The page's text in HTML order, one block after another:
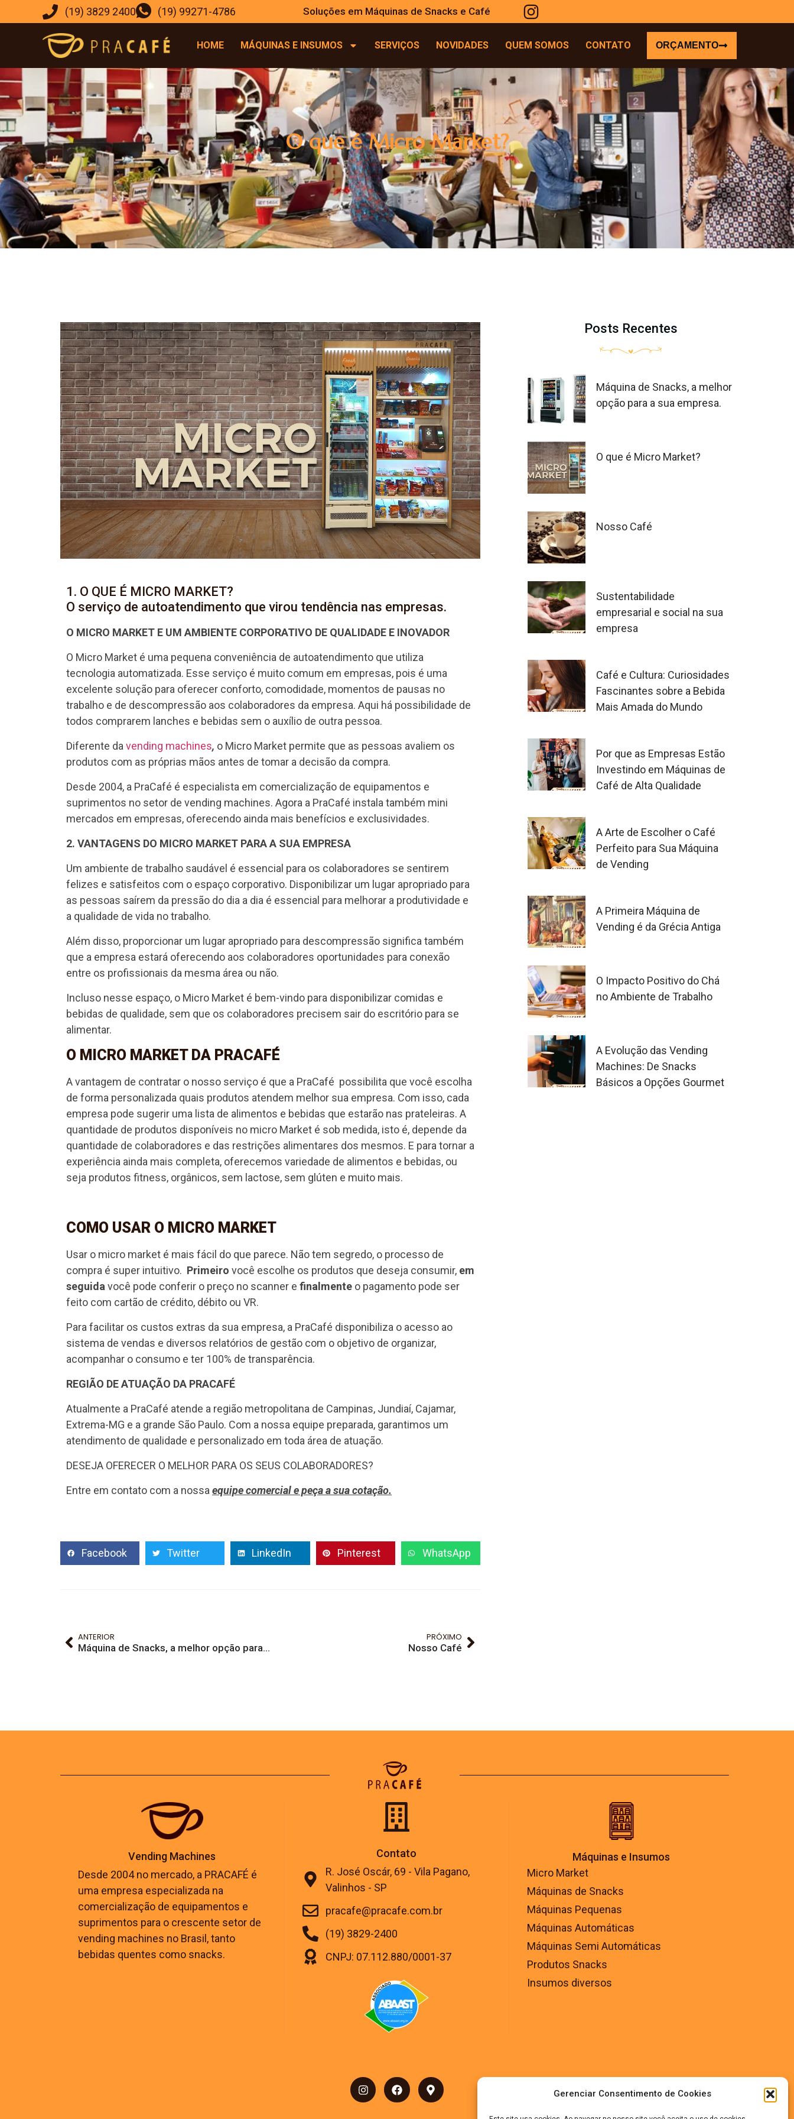
Gerenciar Consentimento de Cookies
(19) 3829 2400 (19) 99271-4786 Soluções em Máquinas de Snacks e Café
HOME MÁQUINAS E INSUMOS SERVIÇOS NOVIDADES QUEM SOMOS CONTATO ORÇAMENTO
O que é Micro Market?
1. O QUE É MICRO MARKET?
O serviço de autoatendimento que virou tendência nas empresas.
O MICRO MARKET E UM AMBIENTE CORPORATIVO DE QUALIDADE E INOVADOR
O Micro Market é uma pequena conveniência de autoatendimento que utiliza
tecnologia automatizada. Esse serviço é muito comum em empresas, pois é uma
excelente solução para oferecer conforto, comodidade, momentos de pausas no
trabalho e de descompressão aos colaboradores da empresa. Aqui há possibilidade de
todos comprarem lanches e bebidas sem o auxílio de outra pessoa.
Diferente da vending machines, o Micro Market permite que as pessoas avaliem os
produtos com as próprias mãos antes de tomar a decisão da compra.
Desde 2004, a PraCafé é especialista em comercialização de equipamentos e
suprimentos no setor de vending machines. Agora a PraCafé instala também mini
mercados em empresas, oferecendo ainda mais benefícios e exclusividades.
2. VANTAGENS DO MICRO MARKET PARA A SUA EMPRESA
Um ambiente de trabalho saudável é essencial para os colaboradores se sentirem
felizes e satisfeitos com o espaço corporativo. Disponibilizar um lugar apropriado para
as pessoas saírem da pressão do dia a dia é essencial para melhorar a produtividade e
a qualidade de vida no trabalho.
Além disso, proporcionar um lugar apropriado para descompressão significa também
que a empresa estará oferecendo aos colaboradores oportunidades para conexão
entre os profissionais da mesma área ou não.
Incluso nesse espaço, o Micro Market é bem-vindo para disponibilizar comidas e
bebidas de qualidade, sem que os colaboradores precisem sair do escritório para se
alimentar.
O MICRO MARKET DA PRACAFÉ
A vantagem de contratar o nosso serviço é que a PraCafé possibilita que você escolha
de forma personalizada quais produtos atendem melhor sua empresa. Com isso, cada
empresa pode sugerir uma lista de alimentos e bebidas que estarão nas prateleiras. A
quantidade de produtos disponíveis no micro Market é sob medida, isto é, depende da
quantidade de colaboradores e das restrições alimentares dos mesmos. E para tornar a
experiência ainda mais completa, oferecemos variedade de alimentos e bebidas, ou
seja produtos fitness, orgânicos, sem lactose, sem glúten e muito mais.
COMO USAR O MICRO MARKET
Usar o micro market é mais fácil do que parece. Não tem segredo, o processo de
compra é super intuitivo. Primeiro você escolhe os produtos que deseja consumir, em
seguida você pode conferir o preço no scanner e finalmente o pagamento pode ser
feito com cartão de crédito, débito ou VR.
Para facilitar os custos extras da sua empresa, a PraCafé disponibiliza o acesso ao
sistema de vendas e diversos relatórios de gestão com o objetivo de organizar,
acompanhar o consumo e ter 100% de transparência.
REGIÃO DE ATUAÇÃO DA PRACAFÉ
Atualmente a PraCafé atende a região metropolitana de Campinas, Jundiaí, Cajamar,
Extrema-MG e a grande São Paulo. Com a nossa equipe preparada, garantimos um
atendimento de qualidade e personalizado em toda área de atuação.
DESEJA OFERECER O MELHOR PARA OS SEUS COLABORADORES?
Entre em contato com a nossa equipe comercial e peça a sua cotação.
Facebook Twitter LinkedIn Pinterest WhatsApp
ANTERIOR
Máquina de Snacks, a melhor opção para a sua empresa.
PRÓXIMO
Nosso Café
Posts Recentes
Máquina de Snacks, a melhor
opção para a sua empresa.
O que é Micro Market?
Nosso Café
Sustentabilidade
empresarial e social na sua
empresa
Café e Cultura: Curiosidades
Fascinantes sobre a Bebida
Mais Amada do Mundo
Por que as Empresas Estão
Investindo em Máquinas de
Café de Alta Qualidade
A Arte de Escolher o Café
Perfeito para Sua Máquina
de Vending
A Primeira Máquina de
Vending é da Grécia Antiga
O Impacto Positivo do Chá
no Ambiente de Trabalho
A Evolução das Vending
Machines: De Snacks
Básicos a Opções Gourmet
Vending Machines
Desde 2004 no mercado, a PRACAFÉ é
uma empresa especializada na
comercialização de equipamentos e
suprimentos para o crescente setor de
vending machines no Brasil, tanto
bebidas quentes como snacks.
Contato
R. José Oscár, 69 - Vila Pagano,
Valinhos - SP
pracafe@pracafe.com.br
(19) 3829-2400
CNPJ: 07.112.880/0001-37
Máquinas e Insumos
Micro Market
Máquinas de Snacks
Máquinas Pequenas
Máquinas Automáticas
Máquinas Semi Automáticas
Produtos Snacks
Insumos diversos